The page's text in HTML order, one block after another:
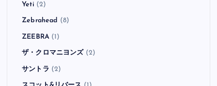
Yeti (2)
Zebrahead (8)
ZEEBRA(1)
ザ・クロマニヨンズ (2)
サントラ (2)